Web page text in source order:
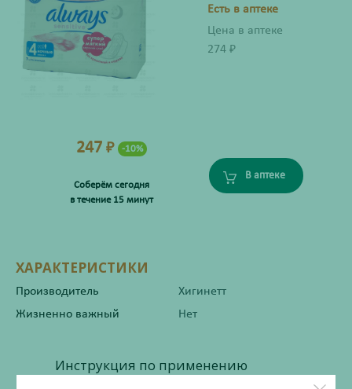
Есть в аптеке
Цена в аптеке
274 ₽
247 ₽ -10%
Соберём сегодня
в течение 15 минут
В аптеке
ХАРАКТЕРИСТИКИ
Производитель
Хигинетт
Жизненно важный
Нет
Инструкция по применению